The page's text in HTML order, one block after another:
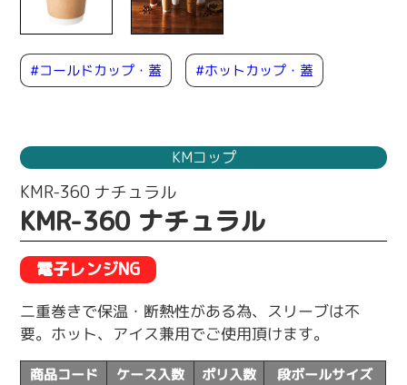
#コールドカップ・蓋 #ホットカップ・蓋
KMコップ
KMR-360 ナチュラル
KMR-360 ナチュラル
電子レンジNG
二重巻きで保温・断熱性がある為、スリーブは不
要。ホット、アイス兼用でご使用頂けます。
商品コード ケース入数 ポリ入数 段ボールサイズ